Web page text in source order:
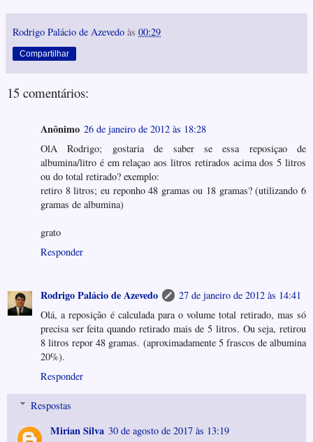
Rodrigo Palácio de Azevedo às 00:29
Compartilhar
15 comentários:
Anônimo 26 de janeiro de 2012 às 18:28
OlA Rodrigo; gostaria de saber se essa reposiçao de
albumina/litro é em relaçao aos litros retirados acima dos 5 litros
ou do total retirado? exemplo:
retiro 8 litros; eu reponho 48 gramas ou 18 gramas? (utilizando 6
gramas de albumina)
grato
Responder
Rodrigo Palácio de Azevedo
27 de janeiro de 2012 às 14:41
Olá, a reposição é calculada para o volume total retirado, mas só
precisa ser feita quando retirado mais de 5 litros. Ou seja, retirou
8 litros repor 48 gramas. (aproximadamente 5 frascos de albumina
20%).
Responder
Respostas
Mirian Silva 30 de agosto de 2017 às 13:19